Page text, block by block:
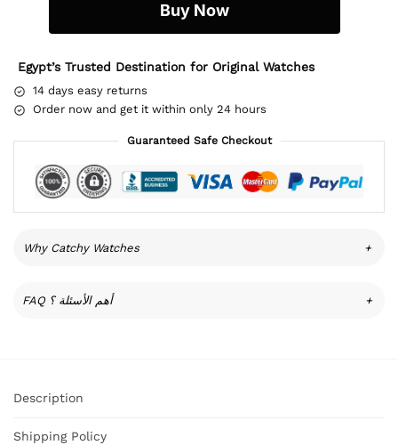
Buy Now
Egypt’s Trusted Destination for Original Watches
14 days easy returns
Order now and get it within only 24 hours
Guaranteed Safe Checkout
Why Catchy Watches +
FAQ أهم الأسئلة ؟ +
Description
Shipping Policy